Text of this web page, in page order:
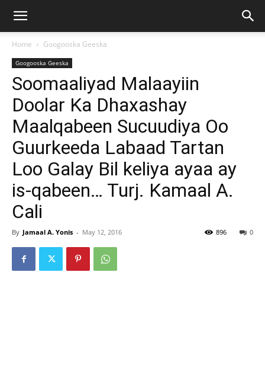
Home Googooska Geeska
Googooska Geeska
Soomaaliyad Malaayiin
Doolar Ka Dhaxashay
Maalqabeen Sucuudiya Oo
Guurkeeda Labaad Tartan
Loo Galay Bil keliya ayaa ay
is-qabeen… Turj. Kamaal A.
Cali
By Jamaal A. Yonis - May 12, 2016 0
896